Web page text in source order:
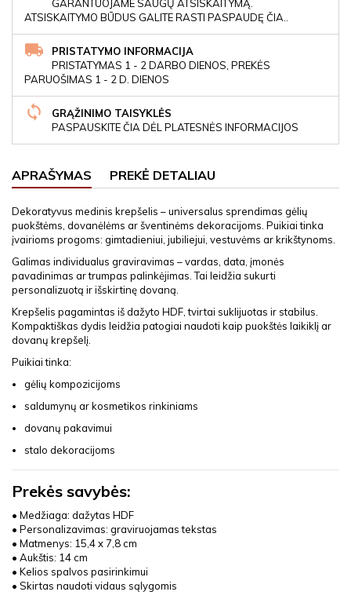
GARANTUOJAME SAUGŲ ATSISKAITYMĄ.
ATSISKAITYMO BŪDUS GALITE RASTI PASPAUDĘ ČIA..
PRISTATYMO INFORMACIJA
PRISTATYMAS 1 - 2 DARBO DIENOS, PREKĖS
PARUOŠIMAS 1 - 2 D. DIENOS
GRĄŽINIMO TAISYKLĖS
PASPAUSKITE ČIA DĖL PLATESNĖS INFORMACIJOS
APRAŠYMAS PREKĖ DETALIAU
Dekoratyvus medinis krepšelis – universalus sprendimas gėlių
puokštėms, dovanėlėms ar šventinėms dekoracijoms. Puikiai tinka
įvairioms progoms: gimtadieniui, jubiliejui, vestuvėms ar krikštynoms.
Galimas individualus graviravimas – vardas, data, įmonės
pavadinimas ar trumpas palinkėjimas. Tai leidžia sukurti
personalizuotą ir išskirtinę dovaną.
Krepšelis pagamintas iš dažyto HDF, tvirtai suklijuotas ir stabilus.
Kompaktiškas dydis leidžia patogiai naudoti kaip puokštės laikiklį ar
dovanų krepšelį.
Puikiai tinka:
gėlių kompozicijoms
saldumynų ar kosmetikos rinkiniams
dovanų pakavimui
stalo dekoracijoms
Prekės savybės:
• Medžiaga: dažytas HDF
• Personalizavimas: graviruojamas tekstas
• Matmenys: 15,4 x 7,8 cm
• Aukštis: 14 cm
• Kelios spalvos pasirinkimui
• Skirtas naudoti vidaus sąlygomis